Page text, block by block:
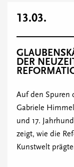
13.03.
DER
Auf den Spuren
Gabriele
und 17.
zeigt, wie die
Kunstwelt